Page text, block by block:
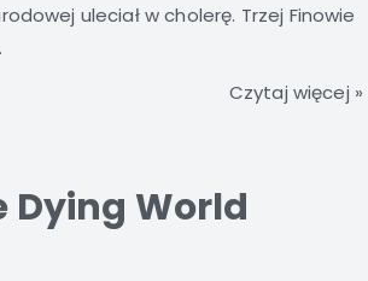
uleciał w cholerę. Trzej Finowie
Czytaj więcej »
Dying World